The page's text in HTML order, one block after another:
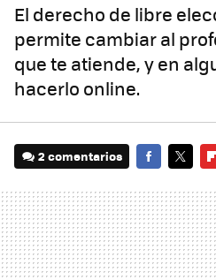
El derecho de libre
permite cambiar al
que te atiende, y en
hacerlo online.
2 comentarios